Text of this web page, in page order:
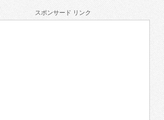
スポンサード リンク